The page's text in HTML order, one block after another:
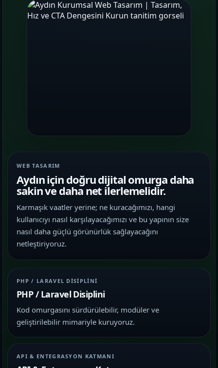
WEB TASARIM
Aydın için doğru dijital omurga daha
sakin ve daha net ilerlemelidir.
Karmaşık vaatler yerine; ne kuracağımızı, hangi
kullanıcıyı nasıl karşılayacağımızı ve bu yapının size
nasıl daha güçlü görünürlük sağlayacağını
netleştiriyoruz.
PHP / LARAVEL DISIPLINI
PHP / Laravel Disiplini
Kod omurgasını sürdürülebilir, modüler ve
geliştirilebilir mimariyle kuruyoruz.
API & ENTEGRASYON KATMANI